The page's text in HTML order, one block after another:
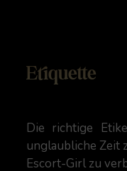
Etiquette
Die richtige
unglaubliche Zeit
Escort-Girl zu